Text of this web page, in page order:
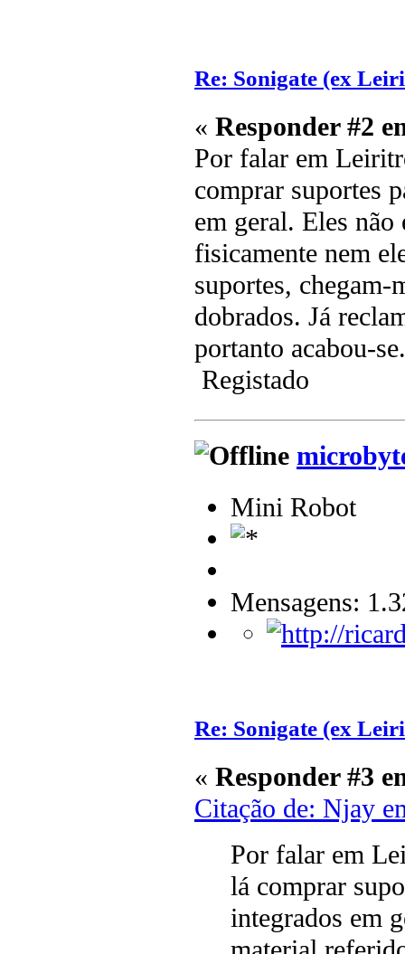
Re: Sonigate (ex
« Responder #2
Por falar em
comprar suportes
em geral. Eles
fisicamente nem
suportes, chegam-
dobrados. Já
portanto acabou-se.
Registado
Mini Robot
Mensagens:
Re: Sonigate (ex
« Responder #3
Citação de: Njay
Por falar em
lá comprar
integrados em